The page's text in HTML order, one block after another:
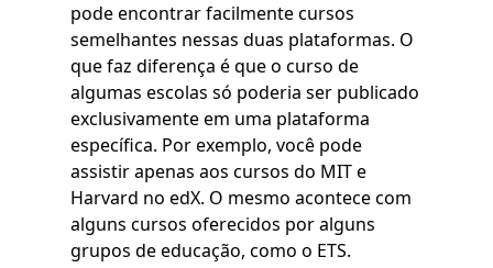
pode encontrar facilmente cursos
semelhantes nessas duas plataformas. O
que faz diferença é que o curso de
algumas escolas só poderia ser publicado
exclusivamente em uma plataforma
específica. Por exemplo, você pode
assistir apenas aos cursos do MIT e
Harvard no edX. O mesmo acontece com
alguns cursos oferecidos por alguns
grupos de educação, como o ETS.